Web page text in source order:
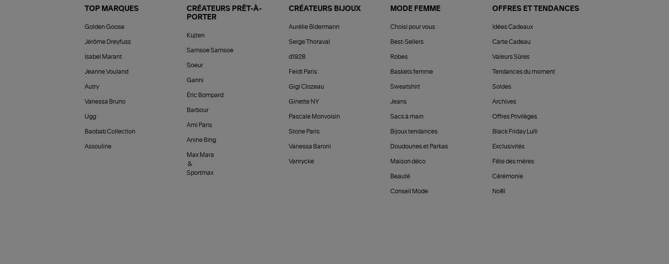
TOP MARQUES
Golden Goose
Jérôme Dreyfuss
Isabel Marant
Jeanne Vouland
Autry
Vanessa Bruno
Ugg
Baobab Collection
Assouline
CRÉATEURS PRÊT-À-
PORTER
Kujten
Samsoe Samsoe
Soeur
Ganni
Éric Bompard
Barbour
Ami Paris
Anine Bing
Max Mara
&
Sportmax
CRÉATEURS BIJOUX
Aurélie Bidermann
Serge Thoraval
d1928
Feidt Paris
Gigi Clozeau
Ginette NY
Pascale Monvoisin
Stone Paris
Vanessa Baroni
Vanrycke
MODE FEMME
Choisi pour vous
Best-Sellers
Robes
Baskets femme
Sweatshirt
Jeans
Sacs à main
Bijoux tendances
Doudounes et Parkas
Maison déco
Beauté
Conseil Mode
OFFRES ET TENDANCES
Idées Cadeaux
Carte Cadeau
Valeurs Sûres
Tendances du moment
Soldes
Archives
Offres Privilèges
Black Friday Lulli
Exclusivités
Fête des mères
Cérémonie
Noël